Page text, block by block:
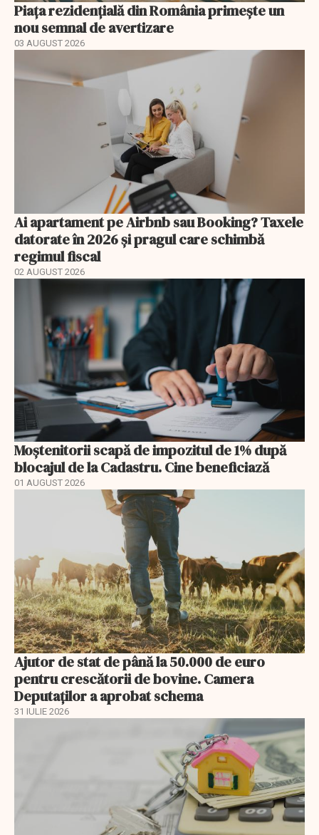
Piața rezidențială din România primește un
nou semnal de avertizare
03 AUGUST 2026
Ai apartament pe Airbnb sau Booking? Taxele
datorate în 2026 și pragul care schimbă
regimul fiscal
02 AUGUST 2026
Moștenitorii scapă de impozitul de 1% după
blocajul de la Cadastru. Cine beneficiază
01 AUGUST 2026
Ajutor de stat de până la 50.000 de euro
pentru crescătorii de bovine. Camera
Deputaților a aprobat schema
31 IULIE 2026